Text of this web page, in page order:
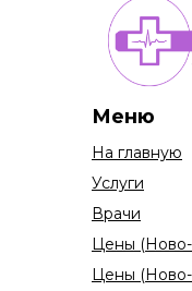
На главную
Услуги
Врачи
Цены
Цены
Меню